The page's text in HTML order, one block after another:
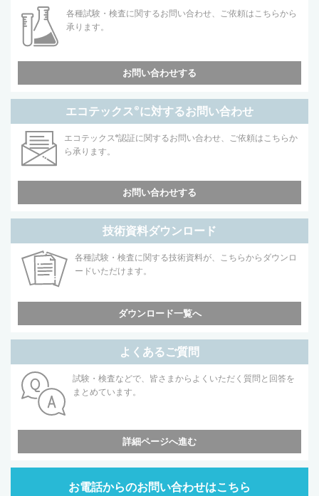
各種試験・検査に関するお問い合わせ、ご依頼はこちらから
承ります。
お問い合わせする
エコテックス®に対するお問い合わせ
エコテックス®認証に関するお問い合わせ、ご依頼はこちらか
ら承ります。
お問い合わせする
技術資料ダウンロード
各種試験・検査に関する技術資料が、こちらからダウンロ
ードいただけます。
ダウンロード一覧へ
よくあるご質問
試験・検査などで、皆さまからよくいただく質問と回答を
まとめています。
詳細ページへ進む
お電話からのお問い合わせはこちら